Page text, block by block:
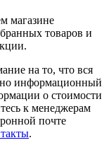
магазине
товаров и
на то, что вся
информационный
о стоимости
к менеджерам
почте
.